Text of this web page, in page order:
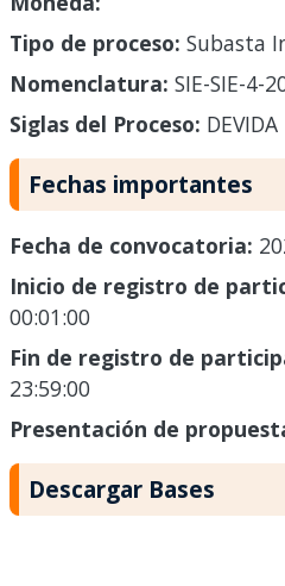
Tipo de proceso: Subasta
Nomenclatura: SIE-SIE-4-
Siglas del Proceso: DEVIDA
Fechas importantes
Fecha de convocatoria:
Inicio de registro de
00:01:00
Fin de registro de
23:59:00
Presentación de
Descargar Bases